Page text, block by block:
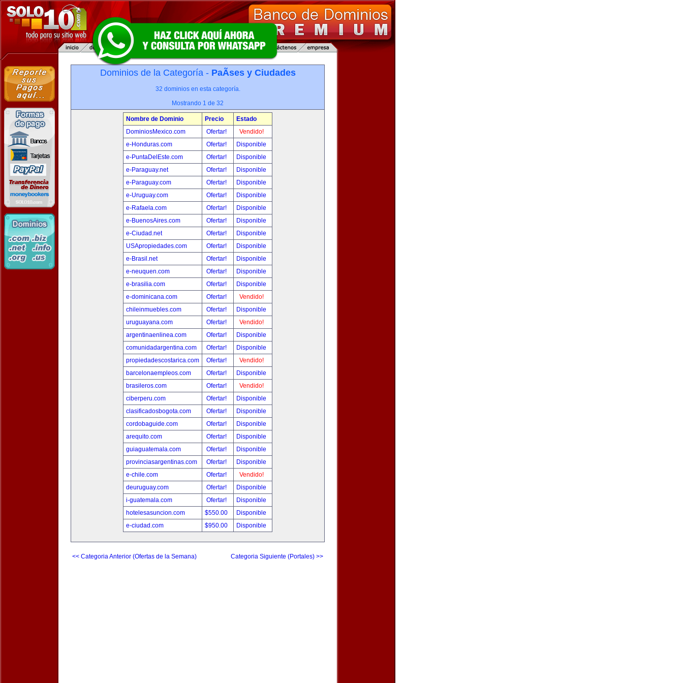
Dominios de la Categoría - PaÃ­ses y Ciudades
32 dominios en esta categoría.
Mostrando 1 de 32
Nombre de Dominio Precio
Estado
DominiosMexico.com
Ofertar!
Vendido!
e-Honduras.com
Ofertar!
Disponible
e-PuntaDelEste.com
Ofertar!
Disponible
e-Paraguay.net
Ofertar!
Disponible
e-Paraguay.com
Ofertar!
Disponible
e-Uruguay.com
Ofertar!
Disponible
e-Rafaela.com
Ofertar!
Disponible
e-BuenosAires.com
Ofertar!
Disponible
e-Ciudad.net
Ofertar!
Disponible
USApropiedades.com
Ofertar!
Disponible
e-Brasil.net
Ofertar!
Disponible
e-neuquen.com
Ofertar!
Disponible
e-brasilia.com
Ofertar!
Disponible
e-dominicana.com
Ofertar!
Vendido!
chileinmuebles.com
Ofertar!
Disponible
uruguayana.com
Ofertar!
Vendido!
argentinaenlinea.com
Ofertar!
Disponible
comunidadargentina.com
Ofertar!
Disponible
propiedadescostarica.com
Ofertar!
Vendido!
barcelonaempleos.com
Ofertar!
Disponible
brasileros.com
Ofertar!
Vendido!
ciberperu.com
Ofertar!
Disponible
clasificadosbogota.com
Ofertar!
Disponible
cordobaguide.com
Ofertar!
Disponible
arequito.com
Ofertar!
Disponible
guiaguatemala.com
Ofertar!
Disponible
provinciasargentinas.com
Ofertar!
Disponible
e-chile.com
Ofertar!
Vendido!
deuruguay.com
Ofertar!
Disponible
i-guatemala.com
Ofertar!
Disponible
hotelesasuncion.com
$550.00
Disponible
e-ciudad.com
$950.00 Disponible
<< Categoria Anterior (Ofertas de la Semana) Categoria Siguiente (Portales) >>